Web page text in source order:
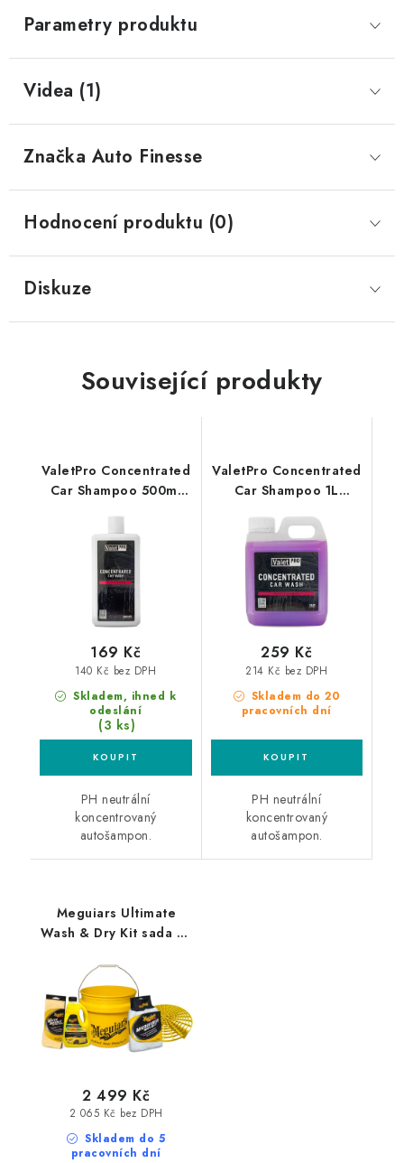
Parametry produktu
Videa (1)
Značka Auto Finesse
Hodnocení produktu (0)
Diskuze
Související produkty
ValetPro Concentrated
Car Shampoo 500ml
Skladem, ihned k
odeslání
(3 ks)
140 Kč bez DPH
169 Kč
PH neutrální
koncentrovaný
autošampon.
ValetPro Concentrated
Car Shampoo 1L
Skladem do 20
pracovních dní
214 Kč bez DPH
259 Kč
PH neutrální
koncentrovaný
autošampon.
Meguiars Ultimate
Wash & Dry Kit sada na
Skladem do 5
pracovních dní
2 065 Kč bez DPH
2 499 Kč